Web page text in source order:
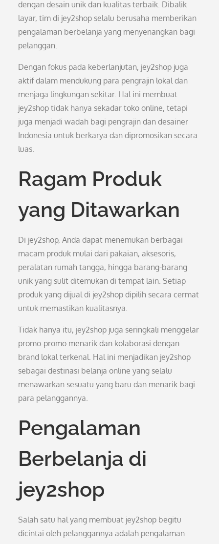
dengan desain unik dan kualitas terbaik. Dibalik
layar, tim di jey2shop selalu berusaha memberikan
pengalaman berbelanja yang menyenangkan bagi
pelanggan.
Dengan fokus pada keberlanjutan, jey2shop juga
aktif dalam mendukung para pengrajin lokal dan
menjaga lingkungan sekitar. Hal ini membuat
jey2shop tidak hanya sekadar toko online, tetapi
juga menjadi wadah bagi pengrajin dan desainer
Indonesia untuk berkarya dan dipromosikan secara
luas.
Ragam Produk
yang Ditawarkan
Di jey2shop, Anda dapat menemukan berbagai
macam produk mulai dari pakaian, aksesoris,
peralatan rumah tangga, hingga barang-barang
unik yang sulit ditemukan di tempat lain. Setiap
produk yang dijual di jey2shop dipilih secara cermat
untuk memastikan kualitasnya.
Tidak hanya itu, jey2shop juga seringkali menggelar
promo-promo menarik dan kolaborasi dengan
brand lokal terkenal. Hal ini menjadikan jey2shop
sebagai destinasi belanja online yang selalu
menawarkan sesuatu yang baru dan menarik bagi
para pelanggannya.
Pengalaman
Berbelanja di
jey2shop
Salah satu hal yang membuat jey2shop begitu
dicintai oleh pelanggannya adalah pengalaman